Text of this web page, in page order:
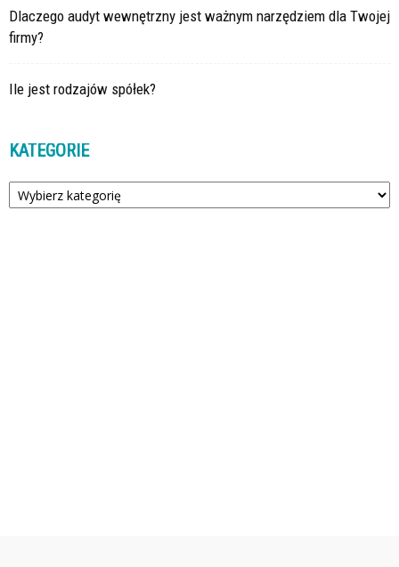
Dlaczego audyt wewnętrzny jest ważnym narzędziem dla Twojej
firmy?
Ile jest rodzajów spółek?
KATEGORIE
Kategorie